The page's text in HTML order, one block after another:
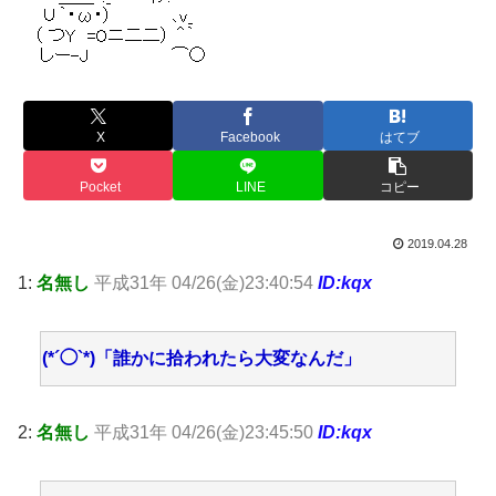
X Facebook はてブ
Pocket LINE コピー
2019.04.28
1: 名無し 平成31年 04/26(金)23:40:54 ID:kqx
(*´◯`*)「誰かに拾われたら大変なんだ」
2: 名無し 平成31年 04/26(金)23:45:50 ID:kqx